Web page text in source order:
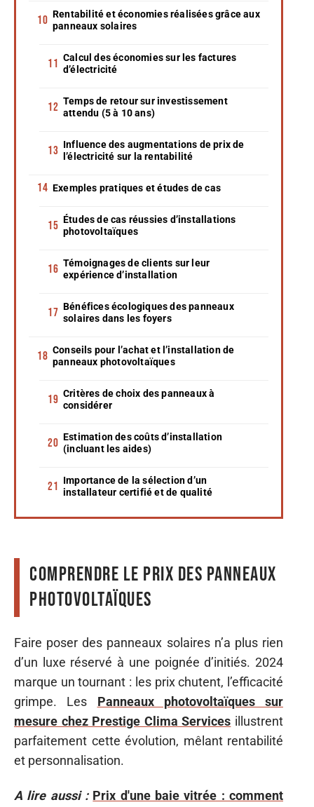
Rentabilité et économies réalisées grâce aux
panneaux solaires
Calcul des économies sur les factures
d’électricité
Temps de retour sur investissement
attendu (5 à 10 ans)
Influence des augmentations de prix de
l’électricité sur la rentabilité
Exemples pratiques et études de cas
Études de cas réussies d’installations
photovoltaïques
Témoignages de clients sur leur
expérience d’installation
Bénéfices écologiques des panneaux
solaires dans les foyers
Conseils pour l’achat et l’installation de
panneaux photovoltaïques
Critères de choix des panneaux à
considérer
Estimation des coûts d’installation
(incluant les aides)
Importance de la sélection d’un
installateur certifié et de qualité
Comprendre le prix des panneaux
photovoltaïques
Faire poser des panneaux solaires n’a plus rien
d’un luxe réservé à une poignée d’initiés. 2024
marque un tournant : les prix chutent, l’efficacité
grimpe. Les Panneaux photovoltaïques sur
mesure chez Prestige Clima Services illustrent
parfaitement cette évolution, mêlant rentabilité
et personnalisation.
A lire aussi : Prix d'une baie vitrée : comment